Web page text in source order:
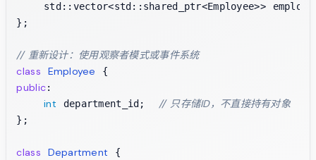
std::vector<std::shared_ptr<Employee>>
};
// 重新设计：使用观察者模式或事件系统
class
Employee
public:
int department_id; // 只存储ID，不直接持有对象
};
class Department